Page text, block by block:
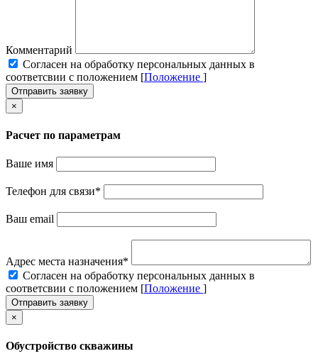
Комментарий
Cогласен на обработку персональных данных в
соответсвии с положением [Положение ]
Отправить заявку
×
Расчет по параметрам
Ваше имя
Телефон для связи*
Ваш email
Адрес места назначения*
Cогласен на обработку персональных данных в
соответсвии с положением [Положение ]
Отправить заявку
×
Обустройство скважины